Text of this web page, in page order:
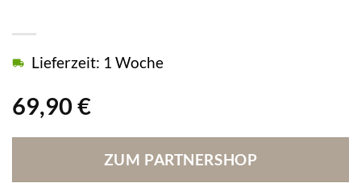
69,90 €
Lieferzeit: 1 Woche
ZUM PARTNERSHOP